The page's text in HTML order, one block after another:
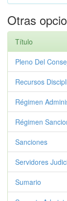
Otras
Título
Pleno Del
Recursos
Régimen
Régimen
Sanciones
Servidores
Sumario